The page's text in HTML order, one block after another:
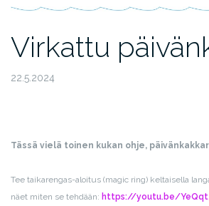
Virkattu
22.5.2024
Tässä vielä toinen kukan ohje,
Tee taikarengas-aloitus (magic ring) keltaisella
näet miten se tehdään: https://youtu.be/